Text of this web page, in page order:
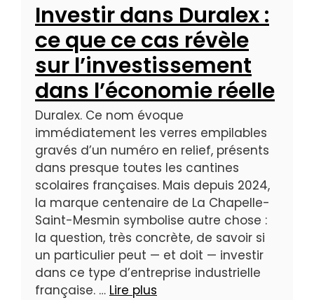
Investir dans Duralex :
ce que ce cas révèle
sur l’investissement
dans l’économie réelle
Duralex. Ce nom évoque
immédiatement les verres empilables
gravés d’un numéro en relief, présents
dans presque toutes les cantines
scolaires françaises. Mais depuis 2024,
la marque centenaire de La Chapelle-
Saint-Mesmin symbolise autre chose :
la question, très concrète, de savoir si
un particulier peut — et doit — investir
dans ce type d’entreprise industrielle
française. … Lire plus